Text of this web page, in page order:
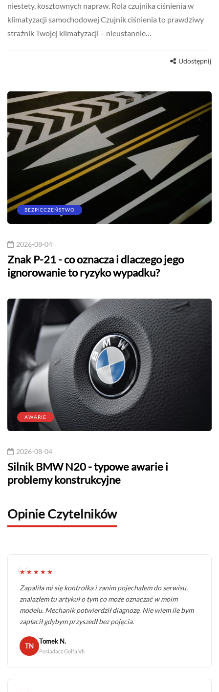
niestety, kosztownych napraw. Rola czujnika ciśnienia w
klimatyzacji samochodowej Czujnik ciśnienia to prawdziwy
strażnik Twojej klimatyzacji – nieustannie…
Udostępnij
BEZPIECZEŃSTWO
2026-08-04
Znak P-21 - co oznacza i dlaczego jego
ignorowanie to ryzyko wypadku?
AWARIE
2026-08-04
Silnik BMW N20 - typowe awarie i
problemy konstrukcyjne
Opinie Czytelników
★★★★★
Zapaliła mi się kontrolka i zanim pojechałem do serwisu,
znalazłem tu artykuł o tym co może oznaczać w moim
modelu. Mechanik potwierdził diagnozę. Nie wiem ile bym
zapłacił gdybym przyszedł bez pojęcia.
TN
Tomek N.
Posiadacz Golfa VII